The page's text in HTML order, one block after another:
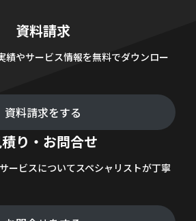
資料請求
績やサービス情報を無料でダウンロー
資料請求をする
り・お問合せ
ービスについてスペシャリストが丁寧